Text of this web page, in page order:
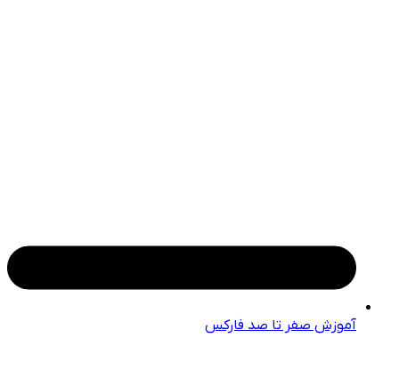
آموزش صفر تا صد فارکس